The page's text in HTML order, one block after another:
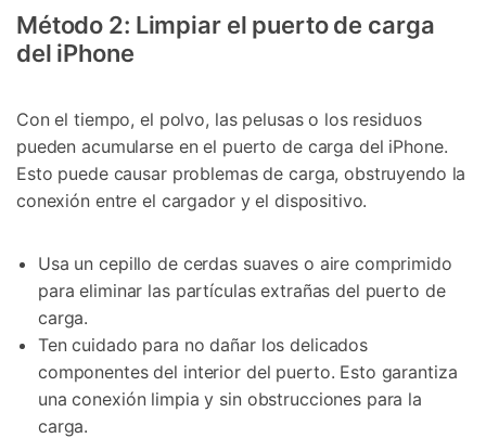
Método 2: Limpiar el puerto de carga
del iPhone
Con el tiempo, el polvo, las pelusas o los residuos
pueden acumularse en el puerto de carga del iPhone.
Esto puede causar problemas de carga, obstruyendo la
conexión entre el cargador y el dispositivo.
Usa un cepillo de cerdas suaves o aire comprimido
para eliminar las partículas extrañas del puerto de
carga.
Ten cuidado para no dañar los delicados
componentes del interior del puerto. Esto garantiza
una conexión limpia y sin obstrucciones para la
carga.